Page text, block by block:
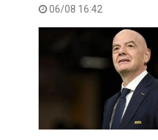
06/08 16:42